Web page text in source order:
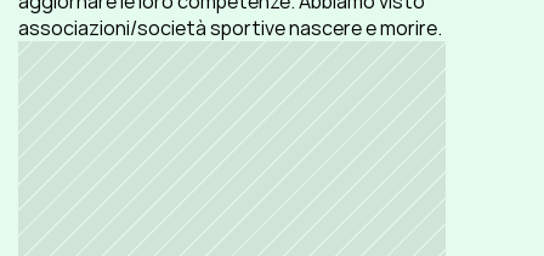
associazioni/società sportive nascere e morire.